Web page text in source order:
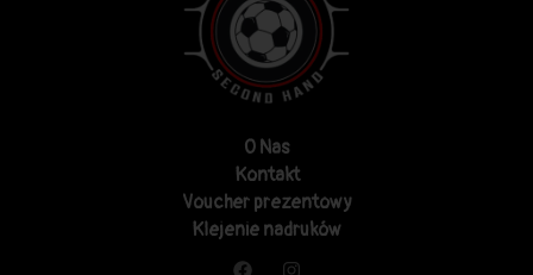
O Nas
Kontakt
Voucher prezentowy
Klejenie nadruków